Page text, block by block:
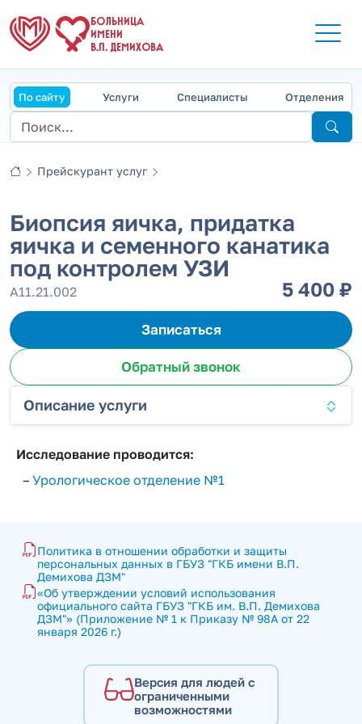
БОЛЬНИЦА
ИМЕНИ
В.П. ДЕМИХОВА
По сайту Услуги Специалисты Отделения
Прейскурант услуг
Биопсия яичка, придатка
яичка и семенного канатика
под контролем УЗИ
А11.21.002 5 400 ₽
Записаться
Обратный звонок
Описание услуги
Исследование проводится:
– Урологическое отделение №1
Политика в отношении обработки и защиты
персональных данных в ГБУЗ "ГКБ имени В.П.
Демихова ДЗМ"
«Об утверждении условий использования
официального сайта ГБУЗ "ГКБ им. В.П. Демихова
ДЗМ"» (Приложение № 1 к Приказу № 98А от 22
января 2026 г.)
Версия для людей с
ограниченными
возможностями